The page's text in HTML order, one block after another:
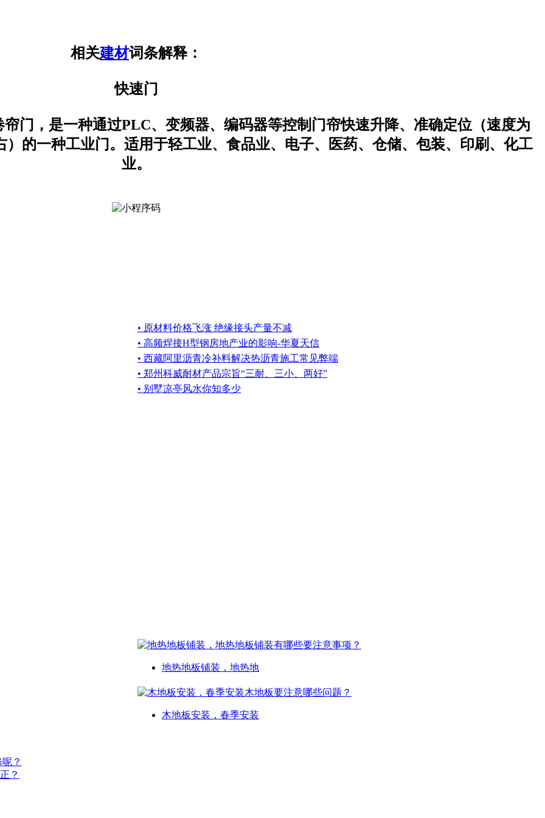
相关建材词条解释：
快速门
门，是一种通过PLC、变频器、编码器等控制门帘快速升降、准确定位（速度为
）的一种工业门。适用于轻工业、食品业、电子、医药、仓储、包装、印刷、化工
业。
• 原材料价格飞涨 绝缘接头产量不减
• 高频焊接H型钢房地产业的影响-华夏天信
• 西藏阿里沥青冷补料解决热沥青施工常见弊端
• 郑州科威耐材产品宗旨“三耐、三小、两好”
• 别墅凉亭风水你知多少
地热地板铺装，地热地
木地板安装，春季安装
？
？